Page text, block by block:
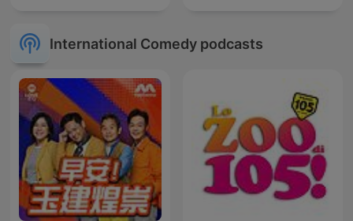
International Comedy podcasts